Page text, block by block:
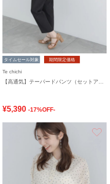
タイムセール対象 期間限定価格
Te chichi
¥5,390 -17%OFF-